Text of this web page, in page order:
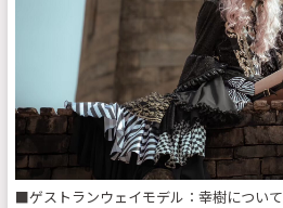
■ゲストランウェイモデル：幸樹について